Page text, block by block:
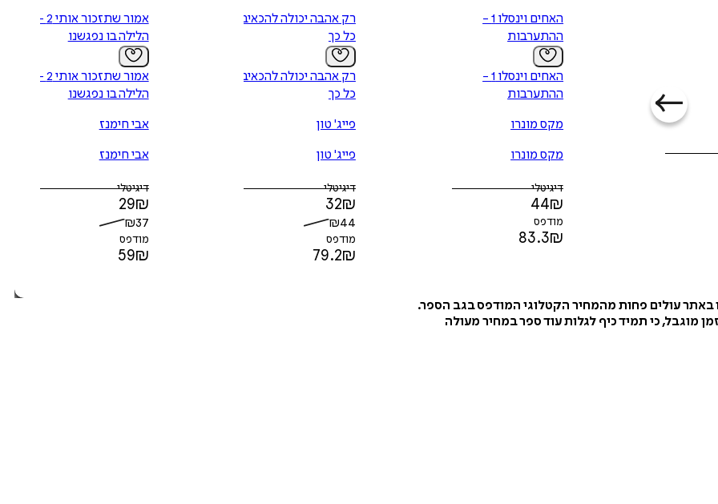
האחים וינסלו 1 -
ההתערבות
האחים וינסלו 1 -
ההתערבות
מקס מונרו
מקס מונרו
דיגיטלי
44₪
מודפס
83.3₪
רק אהבה יכולה להכאיב
כל כך
רק אהבה יכולה להכאיב
כל כך
פייג' טון
פייג' טון
דיגיטלי
32₪
₪44
מודפס
79.2₪
אמור שתזכור אותי 2 -
הלילה בו נפגשנו
אמור שתזכור אותי 2 -
הלילה בו נפגשנו
אבי חימנז
אבי חימנז
דיגיטלי
29₪
₪37
מודפס
59₪
באתר עולים פחות מהמחיר הקטלוגי המודפס בגב הספר.
מוגבל, כי תמיד כיף לגלות עוד ספר במחיר מעולה